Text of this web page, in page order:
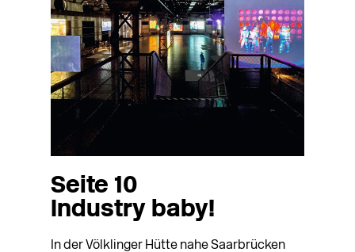
Seite 10
Industry baby!
In der Völklinger Hütte nahe Saarbrücken